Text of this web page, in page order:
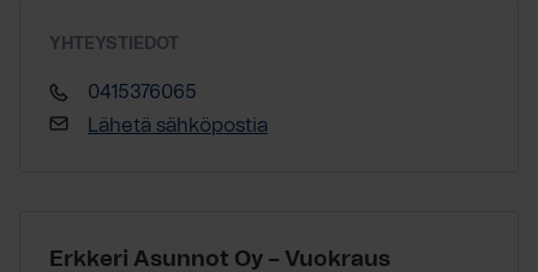
YHTEYSTIEDOT
0415376065
Lähetä sähköpostia
Erkkeri Asunnot Oy – Vuokraus